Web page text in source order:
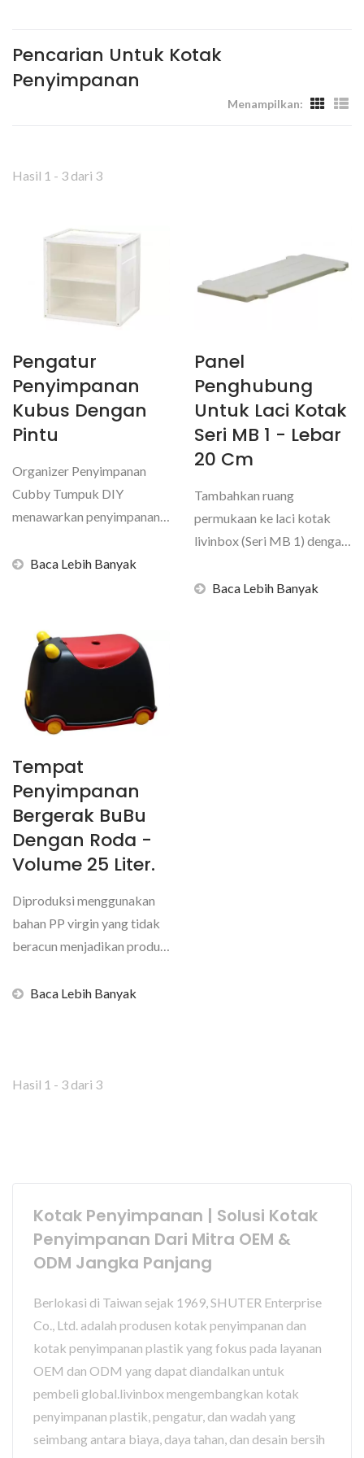
Pencarian Untuk Kotak
Penyimpanan
Menampilkan:
Hasil 1 - 3 dari 3
Pengatur
Penyimpanan
Kubus Dengan
Pintu
Organizer Penyimpanan
Cubby Tumpuk DIY
menawarkan penyimpanan
14,2"L...
Baca Lebih Banyak
Panel
Penghubung
Untuk Laci Kotak
Seri MB 1 - Lebar
20 Cm
Tambahkan ruang
permukaan ke laci kotak
livinbox (Seri MB 1) dengan
Baca Lebih Banyak
Tempat
Penyimpanan
Bergerak BuBu
Dengan Roda -
Volume 25 Liter.
Diproduksi menggunakan
bahan PP virgin yang tidak
beracun menjadikan produk
Baca Lebih Banyak
Hasil 1 - 3 dari 3
Kotak Penyimpanan | Solusi Kotak
Penyimpanan Dari Mitra OEM &
ODM Jangka Panjang
Berlokasi di Taiwan sejak 1969, SHUTER Enterprise
Co., Ltd. adalah produsen kotak penyimpanan dan
kotak penyimpanan plastik yang fokus pada layanan
OEM dan ODM yang dapat diandalkan untuk
pembeli global.livinbox mengembangkan kotak
penyimpanan plastik, pengatur, dan wadah yang
seimbang antara biaya, daya tahan, dan desain bersih